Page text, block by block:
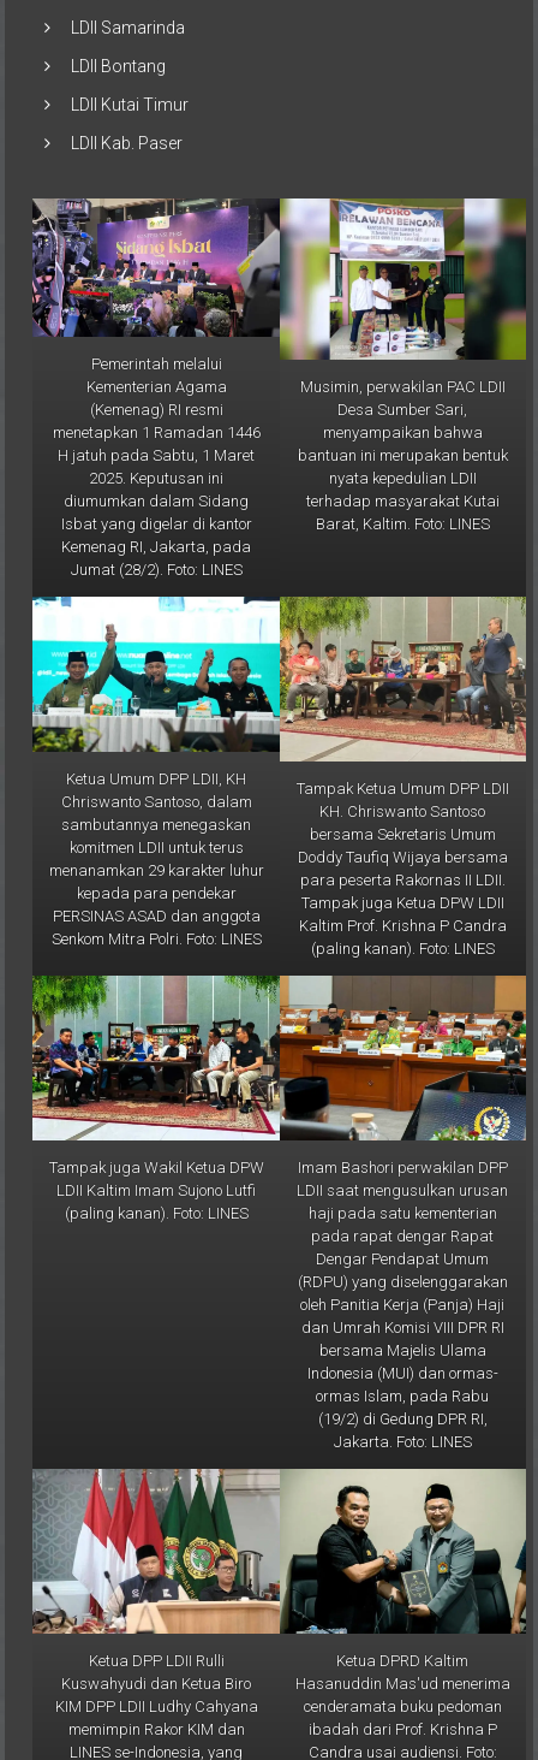
LDII Samarinda
LDII Bontang
LDII Kutai Timur
LDII Kab. Paser
Pemerintah melalui
Kementerian Agama
(Kemenag) RI resmi
menetapkan 1 Ramadan 1446
H jatuh pada Sabtu, 1 Maret
2025. Keputusan ini
diumumkan dalam Sidang
Isbat yang digelar di kantor
Kemenag RI, Jakarta, pada
Jumat (28/2). Foto: LINES
Musimin, perwakilan PAC LDII
Desa Sumber Sari,
menyampaikan bahwa
bantuan ini merupakan bentuk
nyata kepedulian LDII
terhadap masyarakat Kutai
Barat, Kaltim. Foto: LINES
Ketua Umum DPP LDII, KH
Chriswanto Santoso, dalam
sambutannya menegaskan
komitmen LDII untuk terus
menanamkan 29 karakter luhur
kepada para pendekar
PERSINAS ASAD dan anggota
Senkom Mitra Polri. Foto: LINES
Tampak Ketua Umum DPP LDII
KH. Chriswanto Santoso
bersama Sekretaris Umum
Doddy Taufiq Wijaya bersama
para peserta Rakornas II LDII.
Tampak juga Ketua DPW LDII
Kaltim Prof. Krishna P Candra
(paling kanan). Foto: LINES
Tampak juga Wakil Ketua DPW
LDII Kaltim Imam Sujono Lutfi
(paling kanan). Foto: LINES
Imam Bashori perwakilan DPP
LDII saat mengusulkan urusan
haji pada satu kementerian
pada rapat dengar Rapat
Dengar Pendapat Umum
(RDPU) yang diselenggarakan
oleh Panitia Kerja (Panja) Haji
dan Umrah Komisi VIII DPR RI
bersama Majelis Ulama
Indonesia (MUI) dan ormas-
ormas Islam, pada Rabu
(19/2) di Gedung DPR RI,
Jakarta. Foto: LINES
Ketua DPP LDII Rulli
Kuswahyudi dan Ketua Biro
KIM DPP LDII Ludhy Cahyana
memimpin Rakor KIM dan
LINES se-Indonesia, yang
Ketua DPRD Kaltim
Hasanuddin Mas'ud menerima
cenderamata buku pedoman
ibadah dari Prof. Krishna P
Candra usai audiensi. Foto: